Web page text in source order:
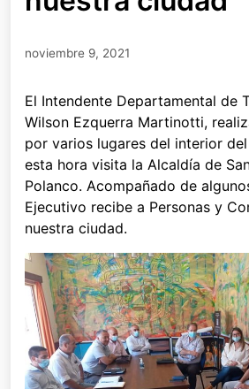
noviembre 9, 2021
El Intendente Departamental de
Wilson Ezquerra Martinotti,
por varios lugares del interior
esta hora visita la Alcaldía de
Polanco. Acompañado de
Ejecutivo recibe a Personas y
nuestra ciudad.